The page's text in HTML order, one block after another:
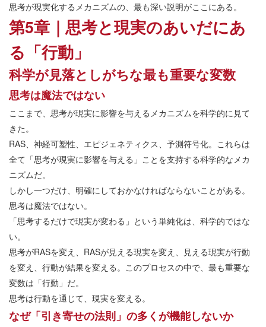
思考が現実化するメカニズムの、最も深い説明がここにある。
第5章｜思考と現実のあいだにあ
る「行動」
科学が見落としがちな最も重要な変数
思考は魔法ではない
ここまで、思考が現実に影響を与えるメカニズムを科学的に見て
きた。
RAS、神経可塑性、エピジェネティクス、予測符号化。これらは
全て「思考が現実に影響を与える」ことを支持する科学的なメカ
ニズムだ。
しかし一つだけ、明確にしておかなければならないことがある。
思考は魔法ではない。
「思考するだけで現実が変わる」という単純化は、科学的ではな
い。
思考がRASを変え、RASが見える現実を変え、見える現実が行動
を変え、行動が結果を変える。このプロセスの中で、最も重要な
変数は「行動」だ。
思考は行動を通じて、現実を変える。
なぜ「引き寄せの法則」の多くが機能しないか